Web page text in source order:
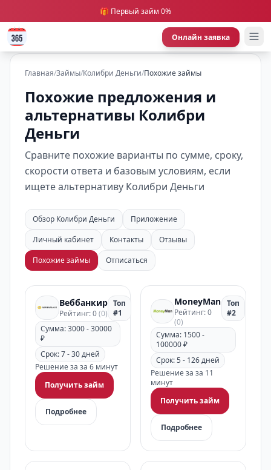
🎁 Первый займ 0%
Онлайн заявка
Главная/Займы/Колибри Деньги/Похожие займы
Похожие предложения и
альтернативы Колибри
Деньги
Сравните похожие варианты по сумме, сроку,
скорости ответа и базовым условиям, если
ищете альтернативу Колибри Деньги
Обзор Колибри Деньги
Приложение
Личный кабинет
Контакты
Отзывы
Похожие займы
Отписаться
Веббанкир
Рейтинг: 0(0)
Топ
#1
Сумма: 3000 - 30000
₽
Срок: 7 - 30 дней
Решение за за 6 минут
Получить займ
Подробнее
MoneyMan
Рейтинг: 0
(0)
Топ
#2
Сумма: 1500 -
100000 ₽
Срок: 5 - 126 дней
Решение за за 11
минут
Получить займ
Подробнее